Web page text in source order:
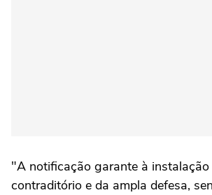
"A notificação garante à instalação
contraditório e da ampla defesa,